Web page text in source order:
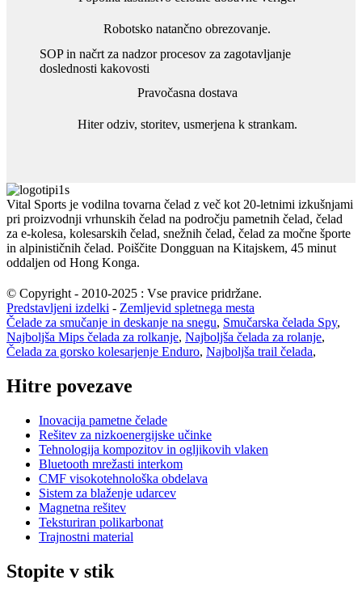
Robotsko natančno obrezovanje.
SOP in načrt za nadzor procesov za zagotavljanje
doslednosti kakovosti
Pravočasna dostava
Hiter odziv, storitev, usmerjena k strankam.
Vital Sports je vodilna tovarna čelad z več kot 20-letnimi izkušnjami
pri proizvodnji vrhunskih čelad na področju pametnih čelad, čelad
za e-kolesa, kolesarskih čelad, snežnih čelad, čelad za močne športe
in alpinističnih čelad. Poiščite Dongguan na Kitajskem, 45 minut
oddaljen od Hong Konga.
© Copyright - 2010-2025 : Vse pravice pridržane.
Predstavljeni izdelki - Zemljevid spletnega mesta
Čelade za smučanje in deskanje na snegu, Smučarska čelada Spy,
Najboljša Mips čelada za rolkanje, Najboljša čelada za rolanje,
Čelada za gorsko kolesarjenje Enduro, Najboljša trail čelada,
Hitre povezave
Inovacija pametne čelade
Rešitev za nizkoenergijske učinke
Tehnologija kompozitov in ogljikovih vlaken
Bluetooth mrežasti interkom
CMF visokotehnološka obdelava
Sistem za blaženje udarcev
Magnetna rešitev
Teksturiran polikarbonat
Trajnostni material
Stopite v stik